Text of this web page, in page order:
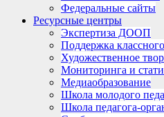
Федеральные сайты
Ресурсные центры
Экспертиза ДООП
Поддержка
Художественное
Мониторинга и
Медиаобразование
Школа молодого
Школа педагога-